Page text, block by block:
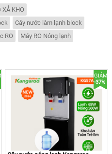
XẢ KHO
Cây nước làm lạnh block
RO Máy RO Nóng lạnh
GIẢM
-37%